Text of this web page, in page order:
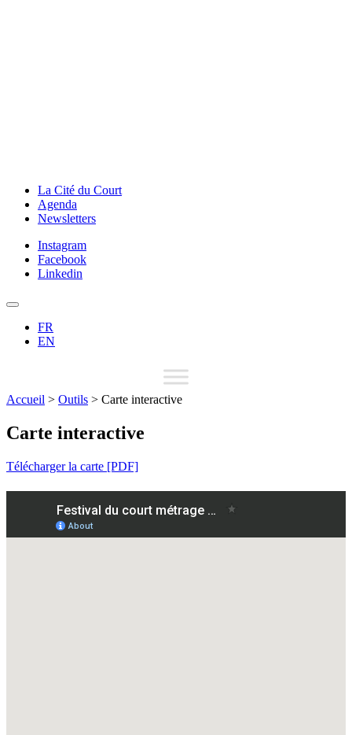
La Cité du Court
Agenda
Newsletters
Instagram
Facebook
Linkedin
FR
EN
Accueil > Outils > Carte interactive
Carte interactive
Télécharger la carte [PDF]